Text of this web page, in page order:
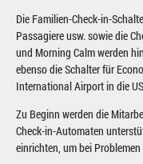
Die Familien-Check-in-
Passagiere usw. sowie die
und Morning Calm werden
ebenso die Schalter für
International Airport in die
Zu Beginn werden die
Check-in-Automaten
einrichten, um bei